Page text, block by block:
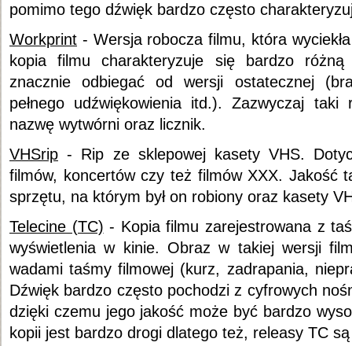
pomimo tego dźwięk bardzo często
Workprint - Wersja robocza filmu, która
kopia filmu charakteryzuje się bardzo
znacznie odbiegać od wersji ostatecznej
pełnego udźwiękowienia itd.). Zazwyczaj
nazwę wytwórni oraz licznik.
VHSrip - Rip ze sklepowej kasety VHS.
filmów, koncertów czy też filmów XXX. Jakość
sprzętu, na którym był on robiony oraz kasety
Telecine (TC) - Kopia filmu zarejestrowana z
wyświetlenia w kinie. Obraz w takiej wersji
wadami taśmy filmowej (kurz, zadrapania,
Dźwięk bardzo często pochodzi z cyfrowych
dzięki czemu jego jakość może być bardzo
kopii jest bardzo drogi dlatego też, releasy TC